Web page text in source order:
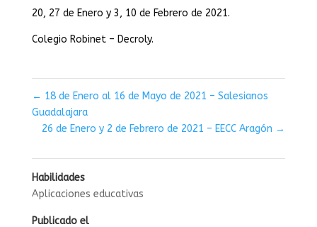
20, 27 de Enero y 3, 10 de Febrero de 2021.
Colegio Robinet – Decroly.
← 18 de Enero al 16 de Mayo de 2021 – Salesianos
Guadalajara
26 de Enero y 2 de Febrero de 2021 – EECC Aragón →
Habilidades
Aplicaciones educativas
Publicado el